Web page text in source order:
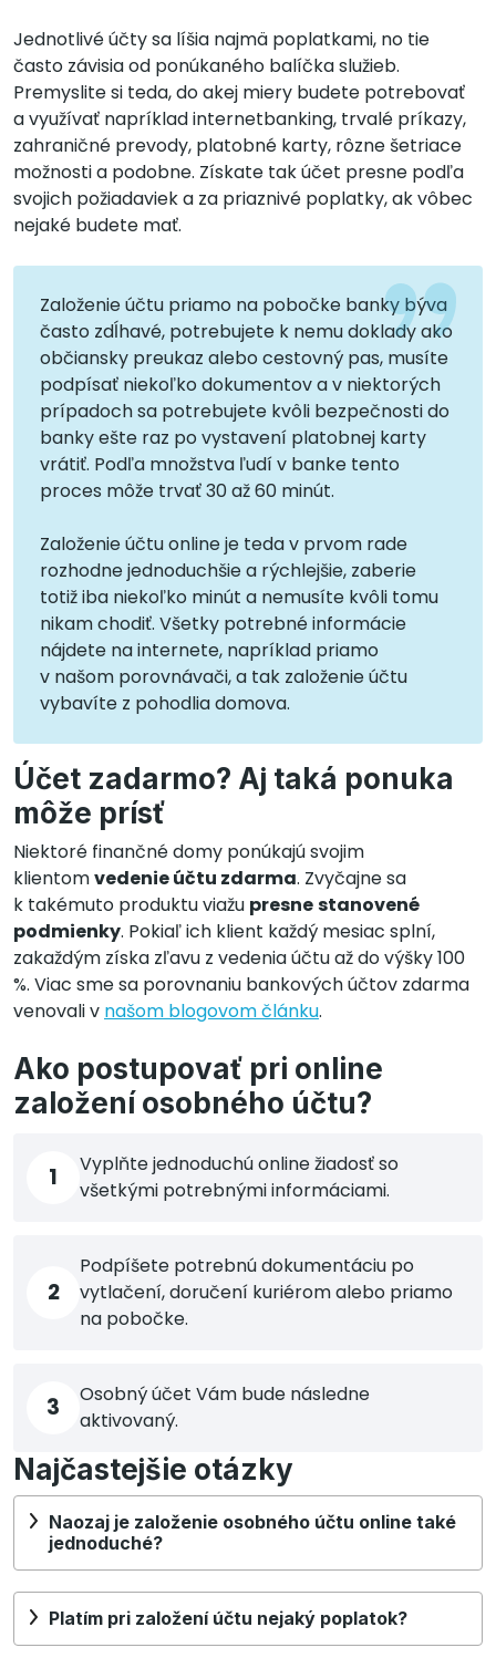
Jednotlivé účty sa líšia najmä poplatkami, no tie
často závisia od ponúkaného balíčka služieb.
Premyslite si teda, do akej miery budete potrebovať
a využívať napríklad internetbanking, trvalé príkazy,
zahraničné prevody, platobné karty, rôzne šetriace
možnosti a podobne. Získate tak účet presne podľa
svojich požiadaviek a za priaznivé poplatky, ak vôbec
nejaké budete mať.
Založenie účtu priamo na pobočke banky býva
často zdĺhavé, potrebujete k nemu doklady ako
občiansky preukaz alebo cestovný pas, musíte
podpísať niekoľko dokumentov a v niektorých
prípadoch sa potrebujete kvôli bezpečnosti do
banky ešte raz po vystavení platobnej karty
vrátiť. Podľa množstva ľudí v banke tento
proces môže trvať 30 až 60 minút.
Založenie účtu online je teda v prvom rade
rozhodne jednoduchšie a rýchlejšie, zaberie
totiž iba niekoľko minút a nemusíte kvôli tomu
nikam chodiť. Všetky potrebné informácie
nájdete na internete, napríklad priamo
v našom porovnávači, a tak založenie účtu
vybavíte z pohodlia domova.
Účet zadarmo? Aj taká ponuka
môže prísť
Niektoré finančné domy ponúkajú svojim
klientomvedenie účtu zdarma. Zvyčajne sa
k takémuto produktu viažu presnestanovené
podmienky. Pokiaľ ich klient každý mesiac splní,
zakaždým získa zľavu z vedenia účtu až do výšky 100
%. Viac sme sa porovnaniu bankových účtov zdarma
venovali v našom blogovom článku.
Ako postupovať pri online
založení osobného účtu?
1
Vyplňte jednoduchú online žiadosť so
všetkými potrebnými informáciami.
2
Podpíšete potrebnú dokumentáciu po
vytlačení, doručení kuriérom alebo priamo
na pobočke.
3
Osobný účet Vám bude následne
aktivovaný.
Najčastejšie otázky
Naozaj je založenie osobného účtu online také
jednoduché?
Platím pri založení účtu nejaký poplatok?